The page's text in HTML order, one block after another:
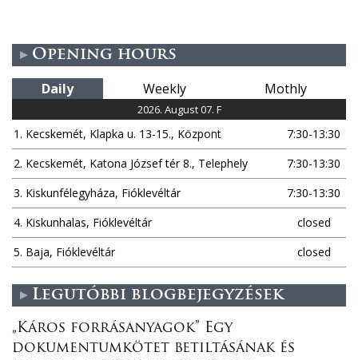
e
s
Opening hours
Daily Weekly Mothly
2026. August 07. F
1. Kecskemét, Klapka u. 13-15., Központ
7:30-13:30
2. Kecskemét, Katona József tér 8., Telephely
7:30-13:30
3. Kiskunfélegyháza, Fióklevéltár
7:30-13:30
4. Kiskunhalas, Fióklevéltár
closed
5. Baja, Fióklevéltár
closed
Legutóbbi blogbejegyzések
„Káros forrásanyagok” Egy
dokumentumkötet betiltásának és